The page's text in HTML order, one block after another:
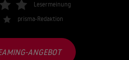
Lesermeinung
prisma-Redaktion
ANGEBOT